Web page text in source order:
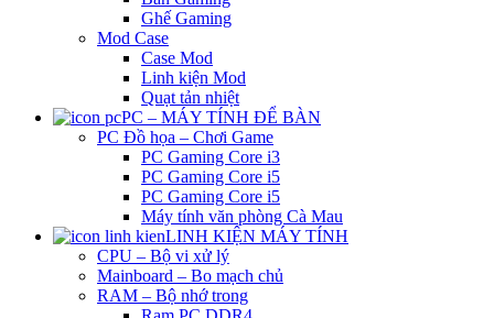
Ghế Gaming
Mod Case
Case Mod
Linh kiện Mod
Quạt tản nhiệt
PC – MÁY TÍNH ĐỂ BÀN
PC Đồ họa – Chơi Game
PC Gaming Core i3
PC Gaming Core i5
PC Gaming Core i5
Máy tính văn phòng Cà Mau
LINH KIỆN MÁY TÍNH
CPU – Bộ vi xử lý
Mainboard – Bo mạch chủ
RAM – Bộ nhớ trong